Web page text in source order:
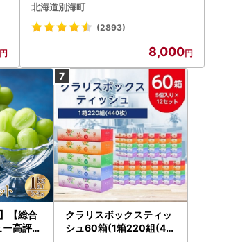
北海道別海町
(2893)
8,000
【総合
高評価
クラリスボックスティッ
シュ60箱(1箱220組(44